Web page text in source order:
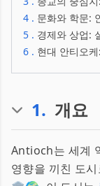
4 . 문화와 학문:
5 . 경제와 상업:
6 . 현대 안티오
1. 개요
Antioch는 세계
영향을 끼친 도